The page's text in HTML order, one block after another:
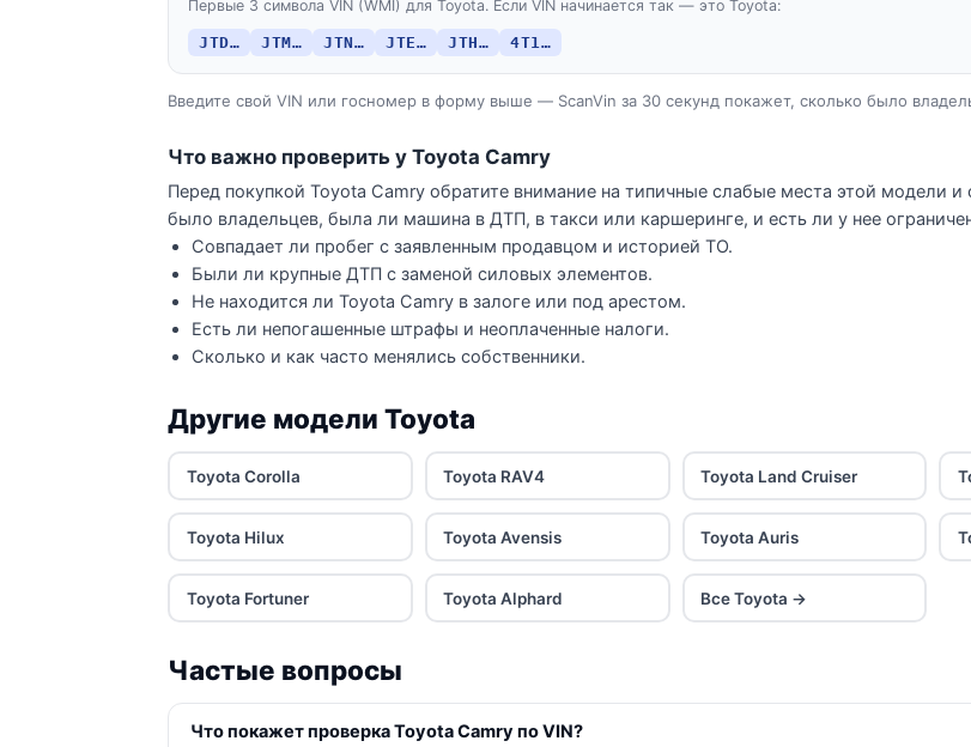
Первые 3 символа VIN (WMI) для Toyota. Если VIN начинается так — это Toyota:
JTD… JTM… JTN… JTE… JTH… 4T1…
Введите свой VIN или госномер в форму выше — ScanVin за 30 секунд покажет, сколько было
Что важно проверить у Toyota Camry
Перед покупкой Toyota Camry обратите внимание на типичные слабые места этой модели и
было владельцев, была ли машина в ДТП, в такси или каршеринге, и есть ли у нее
Совпадает ли пробег с заявленным продавцом и историей ТО.
Были ли крупные ДТП с заменой силовых элементов.
Не находится ли Toyota Camry в залоге или под арестом.
Есть ли непогашенные штрафы и неоплаченные налоги.
Сколько и как часто менялись собственники.
Другие модели Toyota
Toyota Corolla Toyota RAV4 Toyota Land Cruiser
Toyota Hilux Toyota Avensis Toyota Auris
Toyota Fortuner Toyota Alphard Все Toyota →
Частые вопросы
Что покажет проверка Toyota Camry по VIN?